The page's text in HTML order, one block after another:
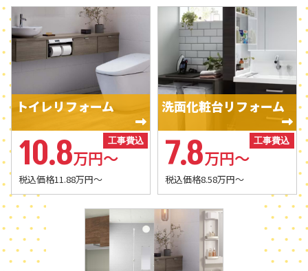
は、設備の老朽化による交換依
頼が非常に多くなります。 外
壁・屋根リフォームの相場 外壁
塗装の相場は80万円～150万円
程度です。 屋根塗装の相場は
30万円～80万円程度です。 屋
根の葺き替え工事の相場は100
万円～250万円程度です。 外壁
や屋根は住宅を守る重要な部分
です。定期的なメンテナンスを
行うことで、将来的な大規模修
繕費用を抑えることができま
す。 内装リフォームの相場 ク
ロス張り替えの相場は6畳あた
り4万円～8万円程度です。 フ
ローリング張り替えの相場は10
万円～30万円程度です。 間取
り変更の相場は50万円～300万
ーム費用の相場を知ることは、
後悔しないリフォーム計画につ
ながります。甲府市では築25年
以上の一戸建て住宅が多く、水
回り設備や外壁の老朽化が進ん
でいます。リフォーム費用の相
場を知らずに契約すると、予算
オーバーになるケースがありま
す。リフォームプラスでは、現
地調査を行い、工事項目ごとの
費用を細かく説明しています。
―――――――――― 【2026年最新版｜リフォー
助成金まとめ】 一戸建てのリフ
ォーム費用の相場を抑えるため
には、補助金制度の活用が重要
です。国の省エネ補助金や甲府
市の助成制度を利用すると、費
く、設備交換や断熱改修の需要
が高まっています。リフォーム
費用を自己資金だけで賄う場合
は負担が大きくなるため、ロー
ンの活用が現実的な選択になり
ます。リフォームプラスでは資
金計画の段階から相談を受け、
無理のない返済プランを提案し
ています。 ―――――――――― 【2026年最新版
｜リフォーム甲府市で使える補
助金・助成金まとめ】 リフォー
ム費用とローンの負担を減らす
す。甲府市では省エネリフォー
ムや耐震改修に対する補助制度
があります。断熱窓の設置では
最大200万円規模の補助が受け
られるケースがあります。給湯
トイレリフォーム
10.8万円～
工事費込
税込価格11.88万円～
洗面化粧台リフォーム
7.8万円～
工事費込
税込価格8.58万円～